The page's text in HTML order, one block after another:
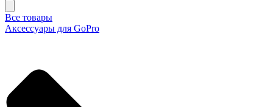
Все товары
Аксессуары для GoPro